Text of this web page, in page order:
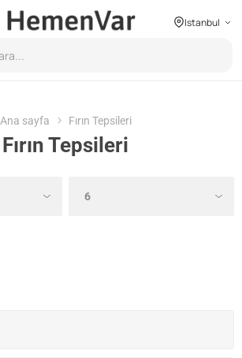
Istanbul
Ana sayfa Fırın Tepsileri
Fırın Tepsileri